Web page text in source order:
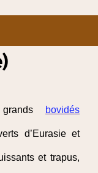
bovidés
d’Eurasie et
et trapus,